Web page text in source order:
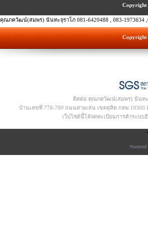
Copyright
ณภควัฒน์(สมพร) นันทะจุราโภ 081-6420488 , 083-1973634
Copyright
ติดต่อ คุณภควัฒน์(สมพร) นันทะจุ
บ้านเลขที่ 778-780 ถนนสามเสน เขตดุสิต กทม 10300 อี
เว็ปไซด์นี้ได้จดทะเบียนการค้าระบบ